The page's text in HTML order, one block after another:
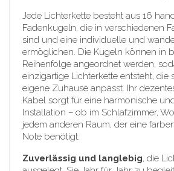
Jede Lichterkette besteht aus 16
Fadenkugeln, die in verschiedenen
sind und eine individuelle und
ermöglichen. Die Kugeln können in
Reihenfolge angeordnet werden,
einzigartige Lichterkette entsteht, die
eigene Zuhause anpasst. Ihr
Kabel sorgt für eine harmonische
Installation – ob im Schlafzimmer,
jedem anderen Raum, der eine
Note benötigt.
Zuverlässig und langlebig, die